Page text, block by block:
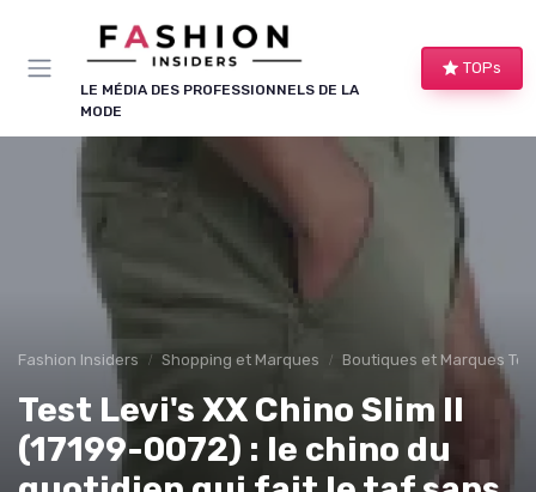
LE MÉDIA DES PROFESSIONNELS DE LA
MODE
TOPs
Fashion Insiders Shopping et Marques Boutiques et Marques
Test Levi's XX Chino Slim II
(17199-0072) : le chino du